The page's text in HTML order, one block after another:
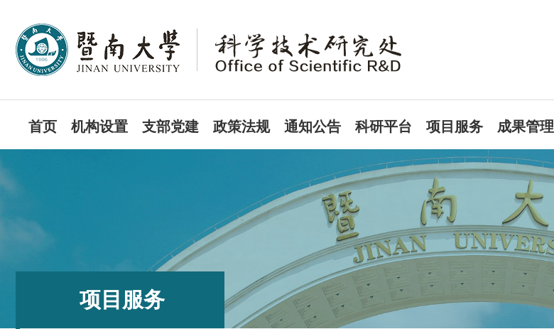
首页 机构设置 支部党建 政策法规 通知公告 科研平台 项目服务 成果管理
项目服务